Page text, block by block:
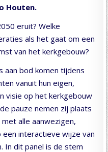
Houten.
eruit? Welke
als het gaat om een
van het kerkgebouw?
aan bod komen tijdens
vanuit hun eigen,
visie op het kerkgebouw
pauze nemen zij plaats
alle aanwezigen,
interactieve wijze van
In dit panel is de stem